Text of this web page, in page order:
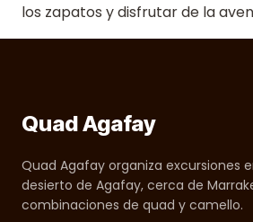
los zapatos y disfrutar de la
Quad Agafay
Quad Agafay organiza excursiones
desierto de Agafay, cerca de
combinaciones de quad y camello.